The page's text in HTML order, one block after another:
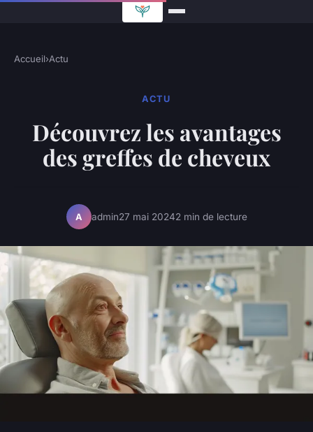
Accueil›Actu
ACTU
Découvrez les avantages
des greffes de cheveux
A admin27 mai 20242 min de lecture